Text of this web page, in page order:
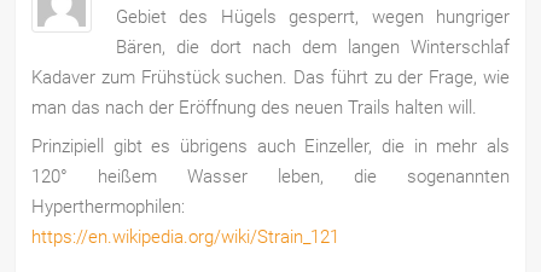
Gebiet des Hügels gesperrt, wegen hungriger
Bären, die dort nach dem langen Winterschlaf
Kadaver zum Frühstück suchen. Das führt zu der Frage, wie
man das nach der Eröffnung des neuen Trails halten will.
Prinzipiell gibt es übrigens auch Einzeller, die in mehr als
120° heißem Wasser leben, die sogenannten
Hyperthermophilen:
https://en.wikipedia.org/wiki/Strain_121